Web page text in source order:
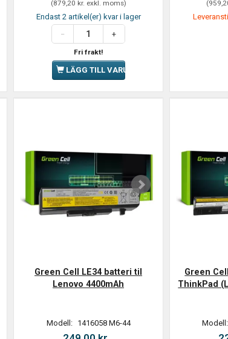
(879,20 kr. exkl. moms)
Endast 2 artikel(er) kvar i lager
Fri frakt!
LÄGG TILL VARUKORGEN
(
Green Cell LE34 batteri til
Lenovo 4400mAh
Modell: 1416058 M6-44
Green
ThinkPad
Modell: